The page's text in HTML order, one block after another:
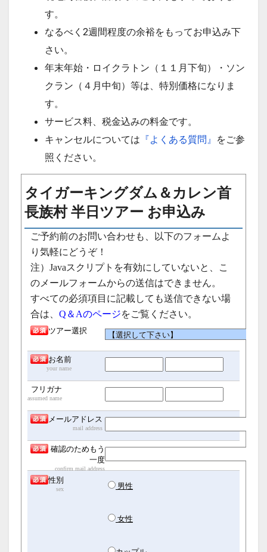
す。
なるべく2週間程度の余裕をもってお申込み下
さい。
年末年始・ロイクラトン（１１月下旬）・ソン
クラン（４月中旬）等は、特別価格になりま
す。
サービス料、税金込みの料金です。
キャンセルについては 『よくある質問』 をご参
照ください。